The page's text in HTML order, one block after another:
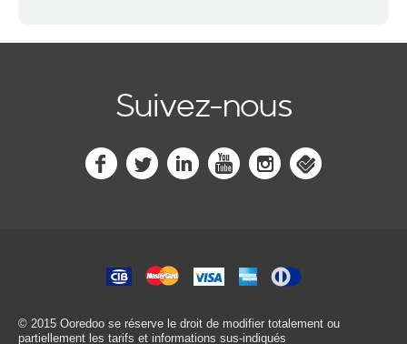
Suivez-nous
© 2015 Ooredoo se réserve le droit de modifier totalement ou
partiellement les tarifs et informations sus-indiqués